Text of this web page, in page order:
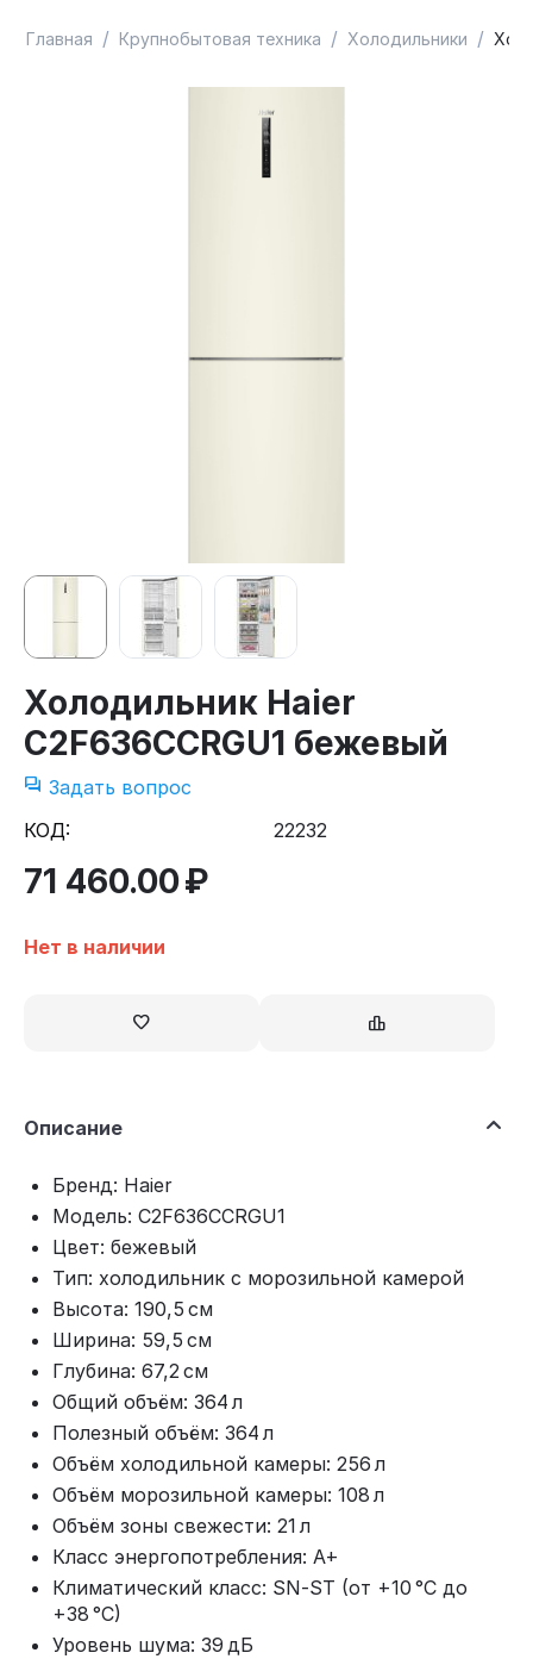
Главная / Крупнобытовая техника / Холодильники /
Холодильник Haier
C2F636CCRGU1 бежевый
Задать вопрос
КОД:
22232
71 460.00₽
Нет в наличии
Описание
Бренд: Haier
Модель: C2F636CCRGU1
Цвет: бежевый
Тип: холодильник с морозильной камерой
Высота: 190,5 см
Ширина: 59,5 см
Глубина: 67,2 см
Общий объём: 364 л
Полезный объём: 364 л
Объём холодильной камеры: 256 л
Объём морозильной камеры: 108 л
Объём зоны свежести: 21 л
Класс энергопотребления: A+
Климатический класс: SN‑ST (от +10 °C до
+38 °C)
Уровень шума: 39 дБ